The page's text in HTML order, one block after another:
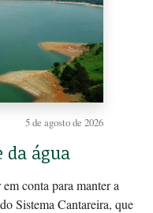
5 de agosto de 2026
da água
conta para manter a
Sistema Cantareira, que